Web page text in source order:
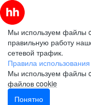
Мы используем файлы
правильную работу
сетевой трафик.
Правила
Мы используем файлы
файлов cookie
Понятно